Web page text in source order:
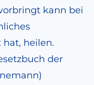
kann bei
heilen.
der